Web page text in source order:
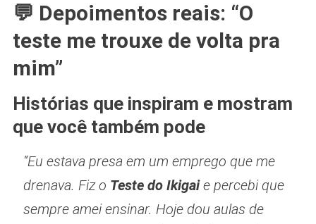
💬 Depoimentos reais: “O
teste me trouxe de volta pra
mim”
Histórias que inspiram e mostram
que você também pode
“Eu estava presa em um emprego que me
drenava. Fiz o Teste do Ikigaie percebi que
sempre amei ensinar. Hoje dou aulas de